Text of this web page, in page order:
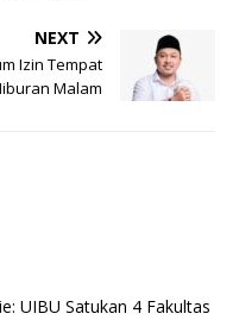
NEXT
Izin Tempat
Malam
UIBU Satukan 4 Fakultas